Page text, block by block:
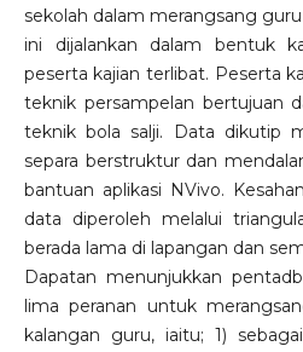
sekolah dalam merangsang
ini dijalankan dalam bentuk
peserta kajian terlibat. Peserta
teknik persampelan bertujuan
teknik bola salji. Data dikutip
separa berstruktur dan
bantuan aplikasi NVivo.
data diperoleh melalui
berada lama di lapangan dan
Dapatan menunjukkan
lima peranan untuk
kalangan guru, iaitu; 1)